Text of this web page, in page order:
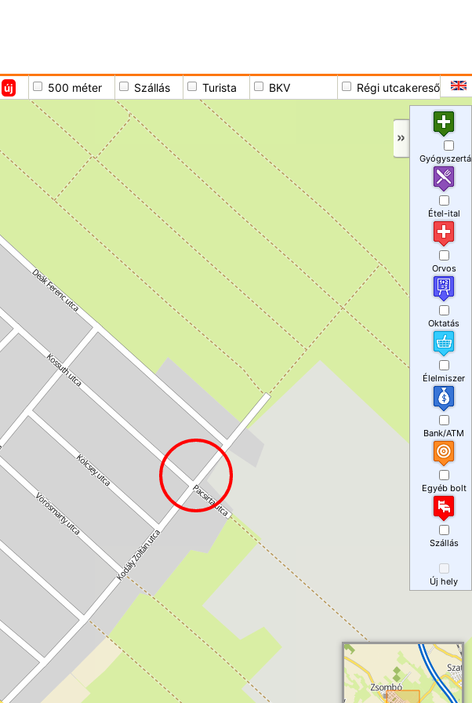
új 500 méter Szállás Turista BKV Régi utcakereső
Étel-ital
Orvos
Oktatás
Élelmiszer
Bank/ATM
Egyéb bolt
Szállás
Új hely